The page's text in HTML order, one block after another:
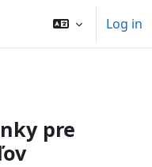
Log in
pre